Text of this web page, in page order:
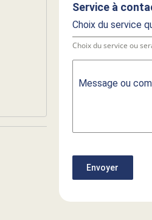
Service à
Choix du service
Choix du service ou
Message ou
Envoyer